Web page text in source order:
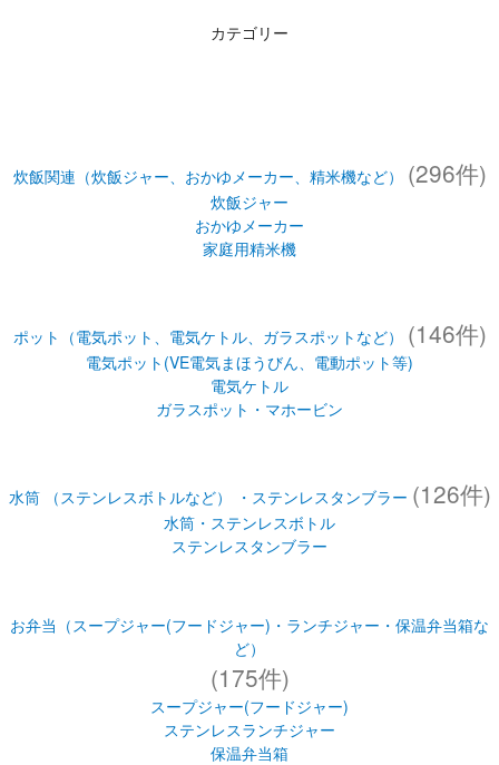
カテゴリー
炊飯関連（炊飯ジャー、おかゆメーカー、精米機など） (296件)
炊飯ジャー
おかゆメーカー
家庭用精米機
ポット（電気ポット、電気ケトル、ガラスポットなど） (146件)
電気ポット(VE電気まほうびん、電動ポット等)
電気ケトル
ガラスポット・マホービン
水筒 （ステンレスボトルなど） ・ステンレスタンブラー (126件)
水筒・ステンレスボトル
ステンレスタンブラー
お弁当（スープジャー(フードジャー)・ランチジャー・保温弁当箱な
ど）
(175件)
スープジャー(フードジャー)
ステンレスランチジャー
保温弁当箱